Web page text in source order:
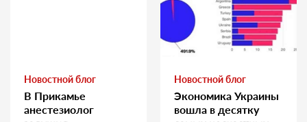
Новостной блог
В Прикамье
анестезиолог
Новостной блог
Экономика Украины
вошла в десятку